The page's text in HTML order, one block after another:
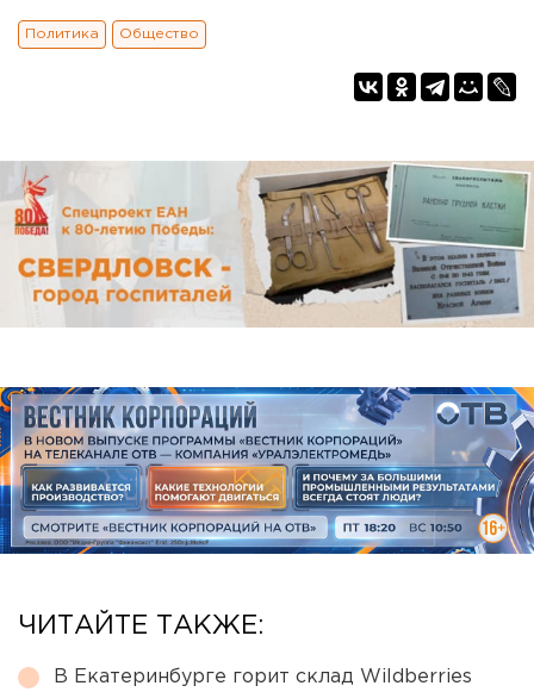
Политика Общество
ЧИТАЙТЕ ТАКЖЕ:
В Екатеринбурге горит склад Wildberries